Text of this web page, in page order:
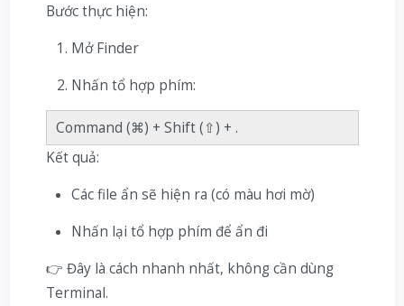
Bước thực hiện:
Mở Finder
Nhấn tổ hợp phím:
Command (⌘) + Shift (⇧) + .
Kết quả:
Các file ẩn sẽ hiện ra (có màu hơi mờ)
Nhấn lại tổ hợp phím để ẩn đi
👉 Đây là cách nhanh nhất, không cần dùng
Terminal.